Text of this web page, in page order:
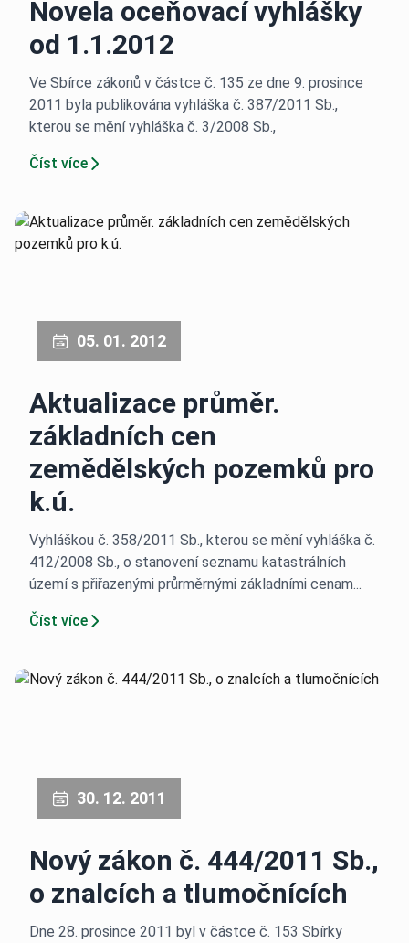
Novela oceňovací vyhlášky
od 1.1.2012
Ve Sbírce zákonů v částce č. 135 ze dne 9. prosince
2011 byla publikována vyhláška č. 387/2011 Sb.,
kterou se mění vyhláška č. 3/2008 Sb.,
Číst více
05. 01. 2012
Aktualizace průměr.
základních cen
zemědělských pozemků pro
k.ú.
Vyhláškou č. 358/2011 Sb., kterou se mění vyhláška č.
412/2008 Sb., o stanovení seznamu katastrálních
území s přiřazenými průrměrnými základními cenam...
Číst více
30. 12. 2011
Nový zákon č. 444/2011 Sb.,
o znalcích a tlumočnících
Dne 28. prosince 2011 byl v částce č. 153 Sbírky